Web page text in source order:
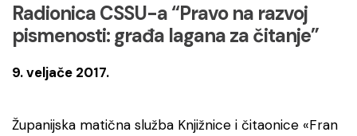
Radionica CSSU-a “Pravo na razvoj
pismenosti: građa lagana za čitanje”
9. veljače 2017.
Županijska matična služba Knjižnice i čitaonice «Fran